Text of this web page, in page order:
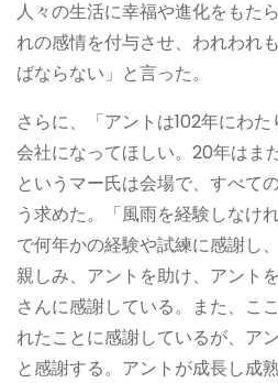
人々の生活に幸福や進化をもた
れの感情を付与させ、われわれ
ばならない」と言った。
さらに、「アントは102年にわ
会社になってほしい。20年はま
というマー氏は会場で、すべて
う求めた。「風雨を経験しなけ
で何年かの経験や試練に感謝し
親しみ、アントを助け、アント
さんに感謝している。また、こ
れたことに感謝しているが、ア
と感謝する。アントが成長し成